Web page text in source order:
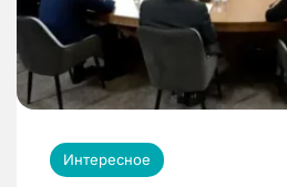
Интересное